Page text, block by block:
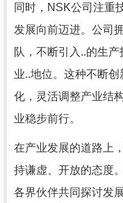
同时，NSK公司注重
发展向前迈进。公司
队，不断引入..的生
业..地位。这种不断
化，灵活调整产业结
业稳步前行。
在产业发展的道路上
持谦虚、开放的态度
各界伙伴共同探讨发